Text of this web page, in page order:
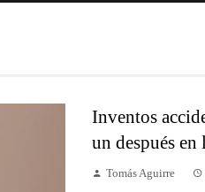
Inventos
un después en
Tomás Aguirre